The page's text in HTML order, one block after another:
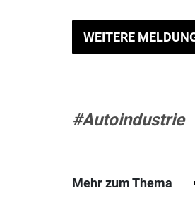
WEITERE
#Autoindustrie
Mehr zum Thema